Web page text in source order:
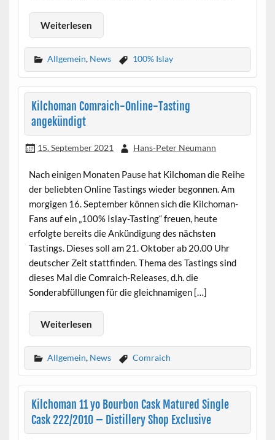
Weiterlesen
Allgemein, News 100% Islay
Kilchoman Comraich-Online-Tasting
angekündigt
15. September 2021 Hans-Peter Neumann
Nach einigen Monaten Pause hat Kilchoman die Reihe
der beliebten Online Tastings wieder begonnen. Am
morgigen 16. September können sich die Kilchoman-
Fans auf ein „100% Islay-Tasting“ freuen, heute
erfolgte bereits die Ankündigung des nächsten
Tastings. Dieses soll am 21. Oktober ab 20.00 Uhr
deutscher Zeit stattfinden. Thema des Tastings sind
dieses Mal die Comraich-Releases, d.h. die
Sonderabfüllungen für die gleichnamigen […]
Weiterlesen
Allgemein, News Comraich
Kilchoman 11 yo Bourbon Cask Matured Single
Cask 222/2010 – Distillery Shop Exclusive